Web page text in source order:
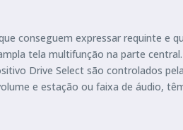
conseguem expressar requinte e
tela multifunção na parte
Drive Select são controlados
e estação ou faixa de áudio,